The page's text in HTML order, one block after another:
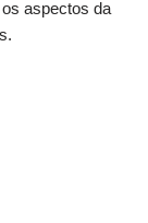
aspectos da